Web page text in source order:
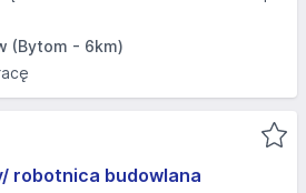
(Bytom - 6km)
robotnica budowlana